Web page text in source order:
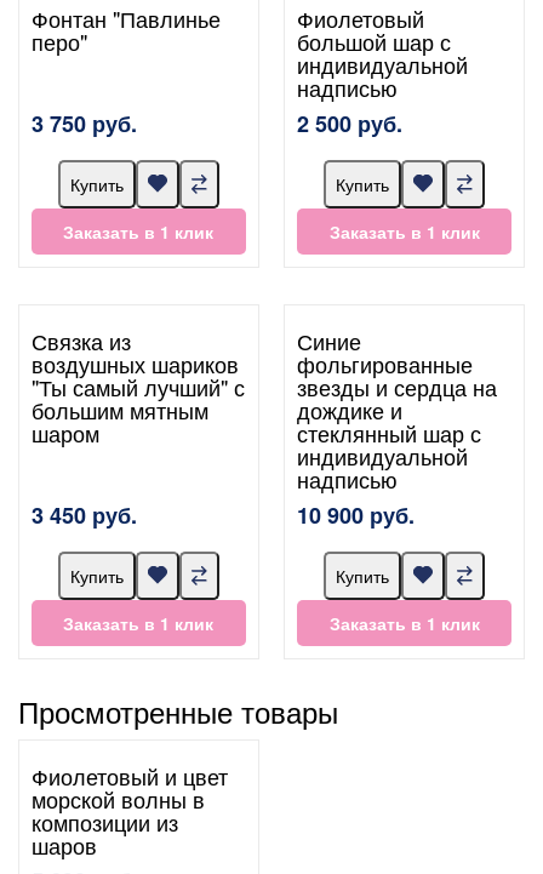
Фонтан "Павлинье
перо"
3 750 руб.
Купить
Заказать в 1 клик
Фиолетовый
большой шар с
индивидуальной
надписью
2 500 руб.
Купить
Заказать в 1 клик
Связка из
воздушных шариков
"Ты самый лучший" с
большим мятным
шаром
3 450 руб.
Купить
Заказать в 1 клик
Синие
фольгированные
звезды и сердца на
дождике и
стеклянный шар с
индивидуальной
надписью
10 900 руб.
Купить
Заказать в 1 клик
Просмотренные товары
Фиолетовый и цвет
морской волны в
композиции из
шаров